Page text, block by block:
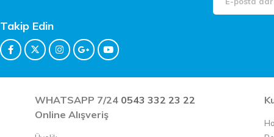
Takip Edin
WHATSAPP 7/24 0543 332 23 22
Online Alışveriş